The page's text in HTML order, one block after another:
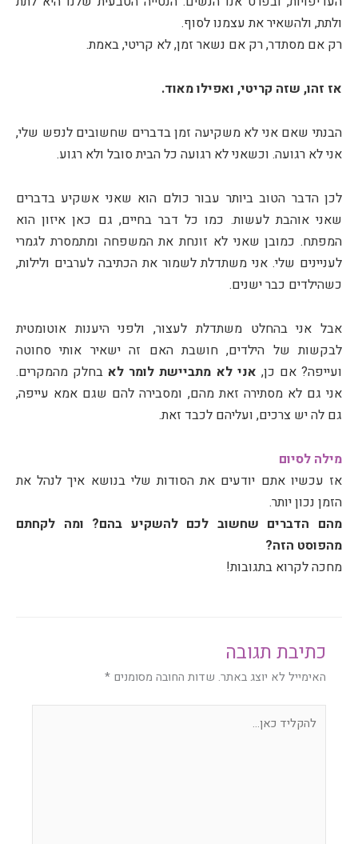
ולתת, ולהשאיר את עצמנו לסוף.
רק אם מסתדר, רק אם נשאר זמן, לא קריטי, באמת.
אז זהו, שזה קריטי, ואפילו מאוד.
הבנתי שאם אני לא משקיעה זמן בדברים שחשובים לנפש שלי,
אני לא רגועה. וכשאני לא רגועה כל הבית סובל ולא רגוע.
לכן הדבר הטוב ביותר עבור כולם הוא שאני אשקיע בדברים
שאני אוהבת לעשות. כמו כל דבר בחיים, גם כאן איזון הוא
המפתח. כמובן שאני לא זונחת את המשפחה ומתמסרת לגמרי
לעניינים שלי. אני משתדלת לשמור את הכתיבה לערבים ולילות,
כשהילדים כבר ישנים.
אבל אני בהחלט משתדלת לעצור, ולפני היענות אוטומטית
לבקשות של הילדים, חושבת האם זה ישאיר אותי סחוטה
ועייפה? אם כן, אני לא מתביישת לומר לא בחלק מהמקרים.
אני גם לא מסתירה זאת מהם, ומסבירה להם שגם אמא עייפה,
גם לה יש צרכים, ועליהם לכבד זאת.
מילה לסיום
אז עכשיו אתם יודעים את הסודות שלי בנושא איך לנהל את
הזמן נכון יותר.
מהם הדברים שחשוב לכם להשקיע בהם? ומה לקחתם
מהפוסט הזה?
מחכה לקרוא בתגובות!
כתיבת תגובה
האימייל לא יוצג באתר. שדות החובה מסומנים *
כאן...